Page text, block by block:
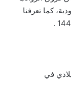
السعودية، كما تعرفنا
في